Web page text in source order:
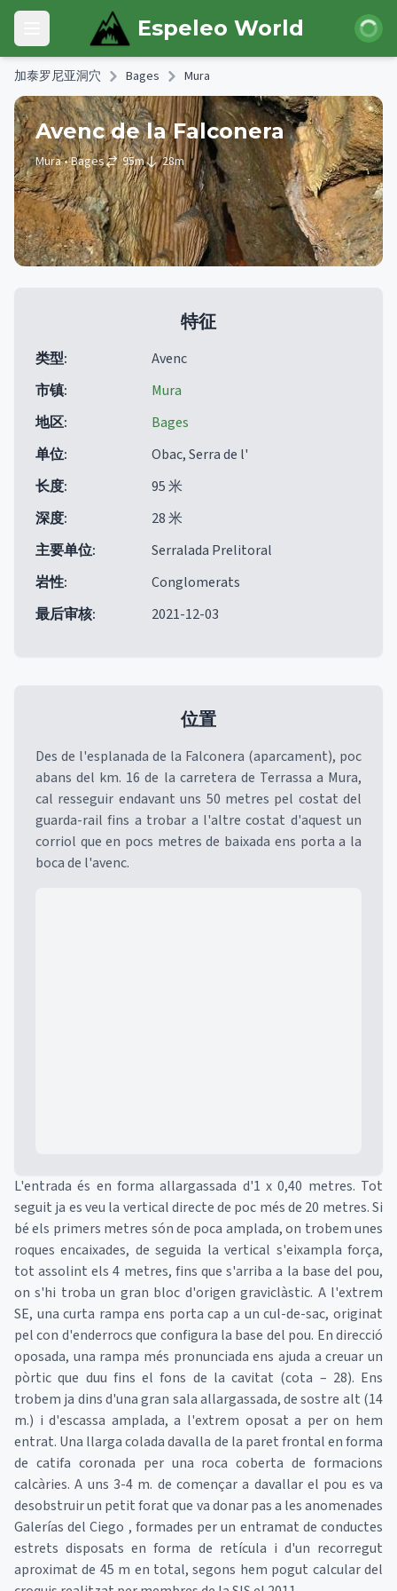
Skip to main content
Open main menu Espeleo World 登录
加泰罗尼亚洞穴 Bages Mura
Avenc de la Falconera
Mura• Bages 95m 28m
特征
类型:
Avenc
市镇:
Mura
地区:
Bages
单位:
Obac, Serra de l'
长度:
95 米
深度:
28 米
主要单位:
Serralada Prelitoral
岩性:
Conglomerats
最后审核: 2021-12-03
位置
Des de l'esplanada de la Falconera (aparcament), poc
abans del km. 16 de la carretera de Terrassa a Mura,
cal resseguir endavant uns 50 metres pel costat del
guarda-rail fins a trobar a l'altre costat d'aquest un
corriol que en pocs metres de baixada ens porta a la
boca de l'avenc.
L'entrada és en forma allargassada d'1 x 0,40 metres. Tot
seguit ja es veu la vertical directe de poc més de 20 metres. Si
bé els primers metres són de poca amplada, on trobem unes
roques encaixades, de seguida la vertical s'eixampla força,
tot assolint els 4 metres, fins que s'arriba a la base del pou,
on s'hi troba un gran bloc d'origen graviclàstic. A l'extrem
SE, una curta rampa ens porta cap a un cul-de-sac, originat
pel con d'enderrocs que configura la base del pou. En direcció
oposada, una rampa més pronunciada ens ajuda a creuar un
pòrtic que duu fins el fons de la cavitat (cota – 28). Ens
trobem ja dins d'una gran sala allargassada, de sostre alt (14
m.) i d'escassa amplada, a l'extrem oposat a per on hem
entrat. Una llarga colada davalla de la paret frontal en forma
de catifa coronada per una roca coberta de formacions
calcàries. A uns 3-4 m. de començar a davallar el pou es va
desobstruir un petit forat que va donar pas a les anomenades
Galerías del Ciego , formades per un entramat de conductes
estrets disposats en forma de retícula i d'un recorregut
aproximat de 45 m en total, segons hem pogut calcular del